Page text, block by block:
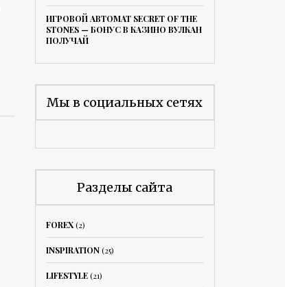
ИГРОВОЙ АВТОМАТ SECRET OF THE
STONES — БОНУС В КАЗИНО ВУЛКАН
ПОЛУЧАЙ
Мы в социальных сетях
Разделы сайта
FOREX(2)
INSPIRATION(25)
LIFESTYLE(21)